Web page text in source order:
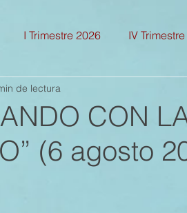
I Trimestre 2026 IV
2025
2023 III TRIMESTRE
CON
(6 agosto
de lectura